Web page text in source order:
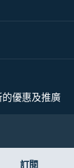
優惠及推廣
訂閱